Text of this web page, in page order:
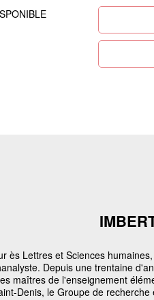
ès Lettres et Sciences
Depuis une trentaine
maîtres de l'enseignement
Denis, le Groupe de recherche